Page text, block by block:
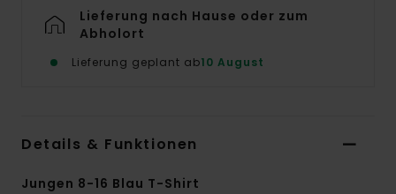
Lieferung nach Hause oder zum
Abholort
Lieferung geplant ab10 August
Details & Funktionen
Jungen 8-16 Blau T-Shirt